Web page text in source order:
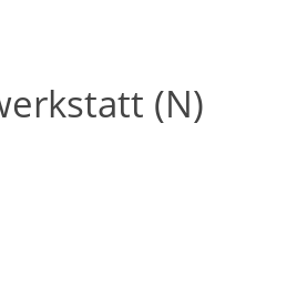
(N)